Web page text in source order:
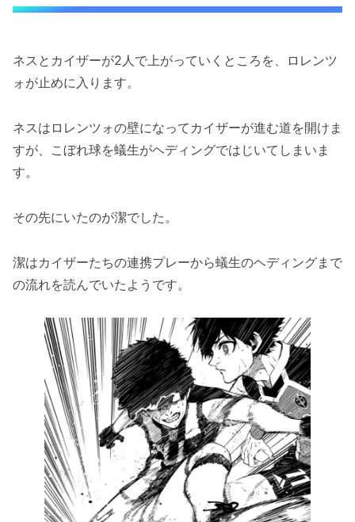
ネスとカイザーが2人で上がっていくところを、ロレンツ
ォが止めに入ります。
ネスはロレンツォの壁になってカイザーが進む道を開けま
すが、こぼれ球を蟻生がヘディングではじいてしまいま
す。
その先にいたのが潔でした。
潔はカイザーたちの連携プレーから蟻生のヘディングまで
の流れを読んでいたようです。